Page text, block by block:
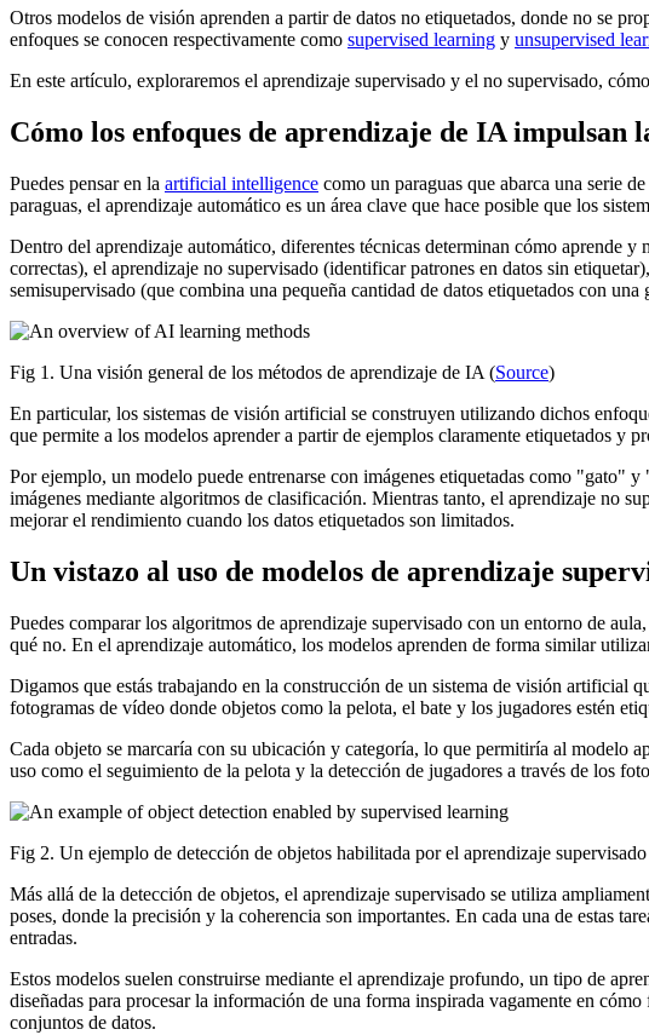
Otros modelos de visión aprenden a partir de datos no etiquetados, donde no se
enfoques se conocen respectivamente como supervised learning y unsupervised
En este artículo, exploraremos el aprendizaje supervisado y el no supervisado,
Cómo los enfoques de aprendizaje de IA
Puedes pensar en la artificial intelligence como un paraguas que abarca una serie
paraguas, el aprendizaje automático es un área clave que hace posible que los
Dentro del aprendizaje automático, diferentes técnicas determinan cómo aprende
correctas), el aprendizaje no supervisado (identificar patrones en datos sin
semisupervisado (que combina una pequeña cantidad de datos etiquetados con
Fig 1. Una visión general de los métodos de aprendizaje de IA (Source)
En particular, los sistemas de visión artificial se construyen utilizando dichos
que permite a los modelos aprender a partir de ejemplos claramente etiquetados y
Por ejemplo, un modelo puede entrenarse con imágenes etiquetadas como "gato"
imágenes mediante algoritmos de clasificación. Mientras tanto, el aprendizaje no
mejorar el rendimiento cuando los datos etiquetados son limitados.
Un vistazo al uso de modelos de aprendizaje
Puedes comparar los algoritmos de aprendizaje supervisado con un entorno de
qué no. En el aprendizaje automático, los modelos aprenden de forma similar
Digamos que estás trabajando en la construcción de un sistema de visión artificial
fotogramas de vídeo donde objetos como la pelota, el bate y los jugadores estén
Cada objeto se marcaría con su ubicación y categoría, lo que permitiría al modelo
uso como el seguimiento de la pelota y la detección de jugadores a través de los
Fig 2. Un ejemplo de detección de objetos habilitada por el aprendizaje
Más allá de la detección de objetos, el aprendizaje supervisado se utiliza
poses, donde la precisión y la coherencia son importantes. En cada una de estas
entradas.
Estos modelos suelen construirse mediante el aprendizaje profundo, un tipo de
diseñadas para procesar la información de una forma inspirada vagamente en
conjuntos de datos.